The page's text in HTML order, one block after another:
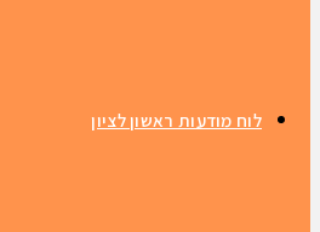
לוח מודעות ראשון לציון